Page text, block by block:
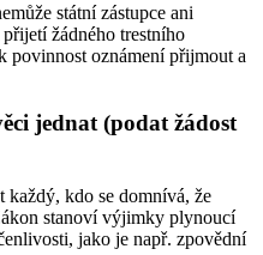
státní zástupce ani
žádného trestního
povinnost oznámení přijmout a
jednat (podat žádost
každý, kdo se domnívá, že
stanoví výjimky plynoucí
jako je např. zpovědní